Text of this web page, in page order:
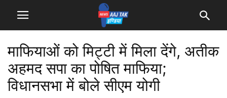
माफियाओं को मिट्टी में मिला देंगे, अतीक
अहमद सपा का पोषित माफिया;
विधानसभा में बोले सीएम योगी